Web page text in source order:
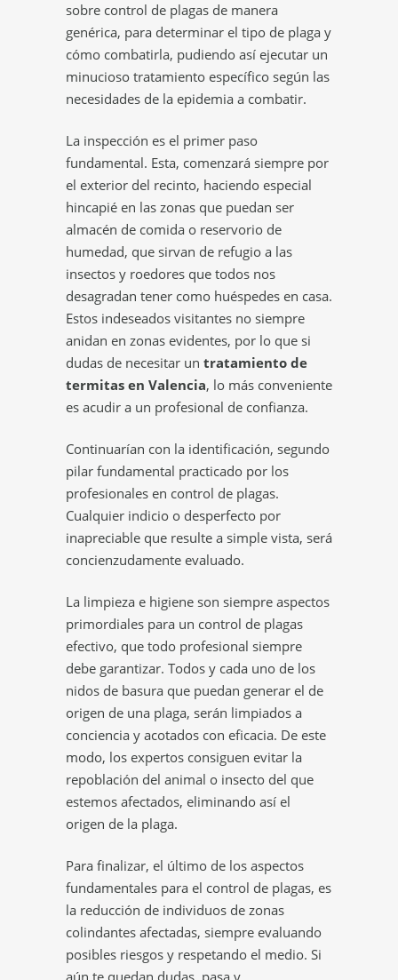
sobre control de plagas de manera
genérica, para determinar el tipo de plaga y
cómo combatirla, pudiendo así ejecutar un
minucioso tratamiento específico según las
necesidades de la epidemia a combatir.
La inspección es el primer paso
fundamental. Esta, comenzará siempre por
el exterior del recinto, haciendo especial
hincapié en las zonas que puedan ser
almacén de comida o reservorio de
humedad, que sirvan de refugio a las
insectos y roedores que todos nos
desagradan tener como huéspedes en casa.
Estos indeseados visitantes no siempre
anidan en zonas evidentes, por lo que si
dudas de necesitar un tratamiento de
termitas en Valencia, lo más conveniente
es acudir a un profesional de confianza.
Continuarían con la identificación, segundo
pilar fundamental practicado por los
profesionales en control de plagas.
Cualquier indicio o desperfecto por
inapreciable que resulte a simple vista, será
concienzudamente evaluado.
La limpieza e higiene son siempre aspectos
primordiales para un control de plagas
efectivo, que todo profesional siempre
debe garantizar. Todos y cada uno de los
nidos de basura que puedan generar el de
origen de una plaga, serán limpiados a
conciencia y acotados con eficacia. De este
modo, los expertos consiguen evitar la
repoblación del animal o insecto del que
estemos afectados, eliminando así el
origen de la plaga.
Para finalizar, el último de los aspectos
fundamentales para el control de plagas, es
la reducción de individuos de zonas
colindantes afectadas, siempre evaluando
posibles riesgos y respetando el medio. Si